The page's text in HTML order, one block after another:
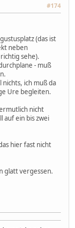
#174
(das ist
neben
sehe).
- muß
nichts, ich muß da
Ure begleiten.
nicht
auf ein bis zwei
hier fast nicht
glatt vergessen.